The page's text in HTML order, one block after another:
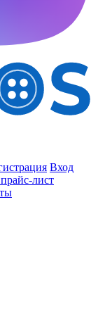
Вход
лист